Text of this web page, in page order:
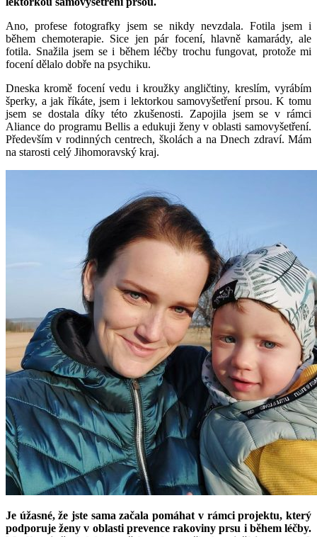
Ano, profese fotografky jsem se nikdy nevzdala. Fotila jsem i
během chemoterapie. Sice jen pár focení, hlavně kamarády, ale
fotila. Snažila jsem se i během léčby trochu fungovat, protože mi
focení dělalo dobře na psychiku.
Dneska kromě focení vedu i kroužky angličtiny, kreslím, vyrábím
šperky, a jak říkáte, jsem i lektorkou samovyšetření prsou. K tomu
jsem se dostala díky této zkušenosti. Zapojila jsem se v rámci
Aliance do programu Bellis a edukuji ženy v oblasti samovyšetření.
Především v rodinných centrech, školách a na Dnech zdraví. Mám
na starosti celý Jihomoravský kraj.
Je úžasné, že jste sama začala pomáhat v rámci projektu, který
podporuje ženy v oblasti prevence rakoviny prsu i během léčby.